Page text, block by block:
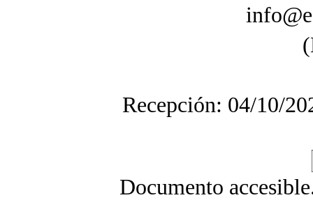
Recepción: 04/10/
Documento